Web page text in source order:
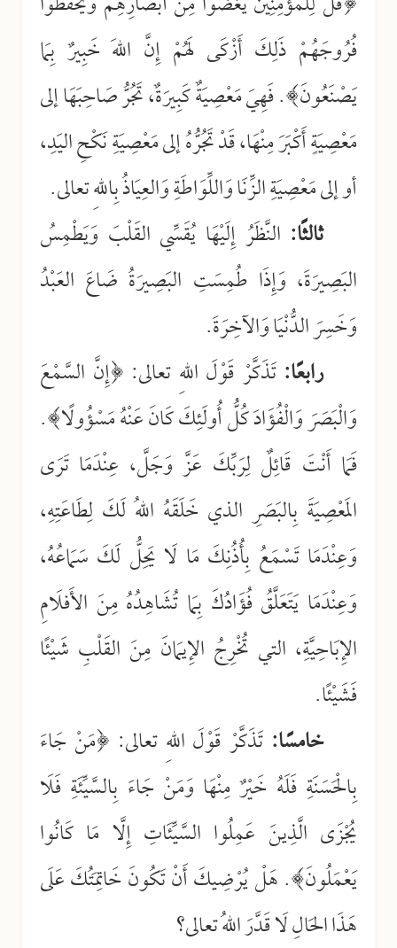
فُرُوجَهُمْ ذَلِكَ أَزْكَى لَهُمْ إِنَّ اللهَ خَبِيرٌ بِمَا
يَصْنَعُونَ﴾. فَهِيَ مَعْصِيَةٌ كَبِيرَةٌ، تَجُرُّ صَاحِبَهَا إلى
مَعْصِيَةٍ أَكْبَرَ مِنْهَا، قَدْ تَجُرُّهُ إلى مَعْصِيَةِ نَكْحِ اليَدِ،
أو إلى مَعْصِيَةِ الزِّنَا وَاللِّوَاطَةِ وَالعِيَاذُ بِاللهِ تعالى.
ثالثًا: النَّظَرُ إِلَيْهَا يُقَسِّي القَلْبَ وَيَطْمِسُ
البَصِيرَةَ، وَإِذَا طُمِسَتِ البَصِيرَةُ ضَاعَ العَبْدُ
وَخَسِرَ الدُّنْيَا وَالآخِرَةَ.
رابعًا:تَذَكَّرْ قَوْلَ اللهِ تعالى: ﴿إِنَّ السَّمْعَ
وَالْبَصَرَ وَالْفُؤَادَ كُلُّ أُولَئِكَ كَانَ عَنْهُ مَسْؤُولًا﴾.
فَمَا أَنْتَ قَائِلٌ لِرَبِّكَ عَزَّ وَجَلَّ، عِنْدَمَا تَرَى
المَعْصِيَةَ بِالبَصَرِ الذي خَلَقَهُ اللهُ لَكَ لِطَاعَتِهِ،
وَعِنْدَمَا تَسْمَعُ بِأُذُنِكَ مَا لَا يَحِلُّ لَكَ سَمَاعُهُ،
وَعِنْدَمَا يَتَعَلَّقُ فُؤَادُكَ بِمَا تُشَاهِدُهُ مِنَ الأَفلَامِ
الإِبَاحِيَّةِ، التي تُخْرِجُ الإِيمَانَ مِنَ القَلْبِ شَيْئًا
فَشَيْئًا.
خامسًا:تَذَكَّرْ قَوْلَ اللهِ تعالى: ﴿مَنْ جَاءَ
بِالْحَسَنَةِ فَلَهُ خَيْرٌ مِنْهَا وَمَنْ جَاءَ بِالسَّيِّئَةِ فَلَا
يُجْزَى الَّذِينَ عَمِلُوا السَّيِّئَاتِ إِلَّا مَا كَانُوا
يَعْمَلُونَ﴾. هَلْ يُرْضِيكَ أَنْ تَكُونَ خَاتِمَتُكَ عَلَى
هَذَا الحَالِ لَا قَدَّرَ اللهُ تعالى؟